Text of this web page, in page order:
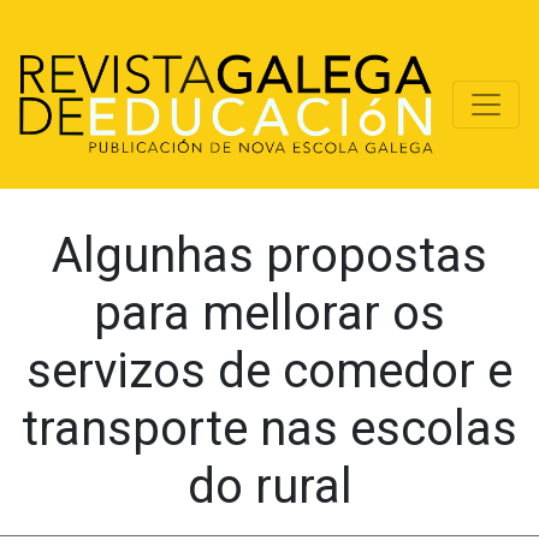
Algunhas propostas
para mellorar os
servizos de comedor e
transporte nas escolas
do rural